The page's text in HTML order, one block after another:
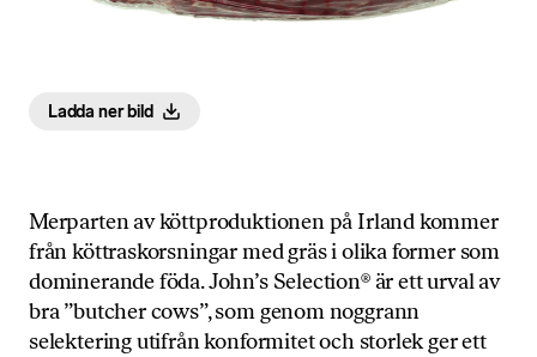
Ladda ner bild
Merparten av köttproduktionen på Irland kommer
från köttraskorsningar med gräs i olika former som
dominerande föda. John’s Selection® är ett urval av
bra ”butcher cows”, som genom noggrann
selektering utifrån konformitet och storlek ger ett